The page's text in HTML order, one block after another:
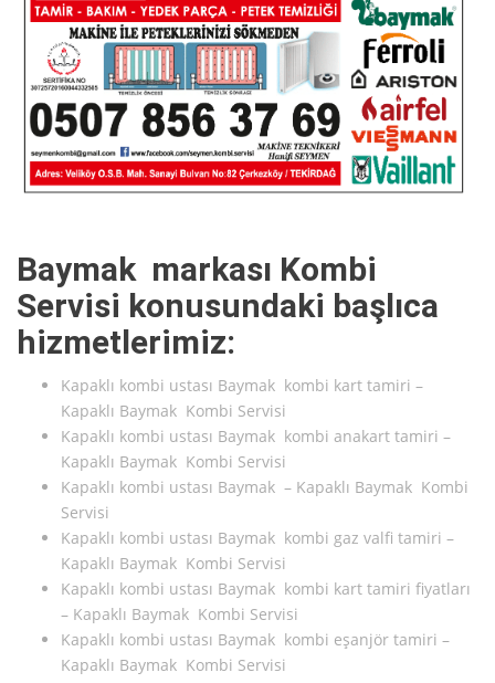
Baymak markası Kombi
Servisi konusundaki başlıca
hizmetlerimiz:
Kapaklı kombi ustası Baymak kombi kart tamiri –
Kapaklı Baymak Kombi Servisi
Kapaklı kombi ustası Baymak kombi anakart tamiri –
Kapaklı Baymak Kombi Servisi
Kapaklı kombi ustası Baymak – Kapaklı Baymak Kombi
Servisi
Kapaklı kombi ustası Baymak kombi gaz valfi tamiri –
Kapaklı Baymak Kombi Servisi
Kapaklı kombi ustası Baymak kombi kart tamiri fiyatları
– Kapaklı Baymak Kombi Servisi
Kapaklı kombi ustası Baymak kombi eşanjör tamiri –
Kapaklı Baymak Kombi Servisi